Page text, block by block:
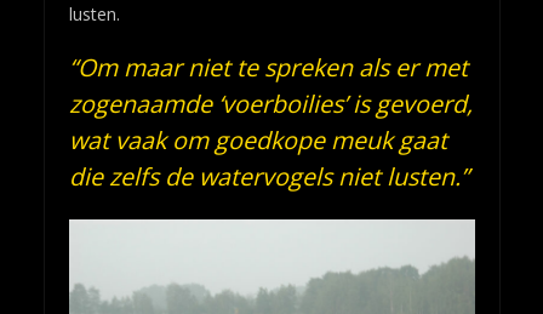
lusten.
“Om maar niet te spreken als er met
zogenaamde ‘voerboilies’ is gevoerd,
wat vaak om goedkope meuk gaat
die zelfs de watervogels niet lusten.”